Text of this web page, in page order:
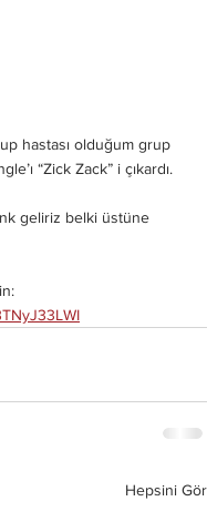
hastası olduğum grup
“Zick Zack” i çıkardı.
geliriz belki üstüne
Hepsini Gör